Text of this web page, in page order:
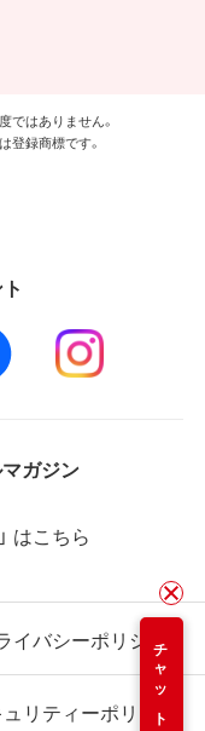
チャット
ではありません。
登録商標です。
ガジン
はこちら
イバシーポリシー
リティーポリシー